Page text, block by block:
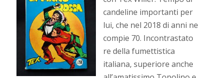
candeline importanti per
lui, che nel 2018 di anni ne
compie 70. Incontrastato
re della fumettistica
italiana, superiore anche